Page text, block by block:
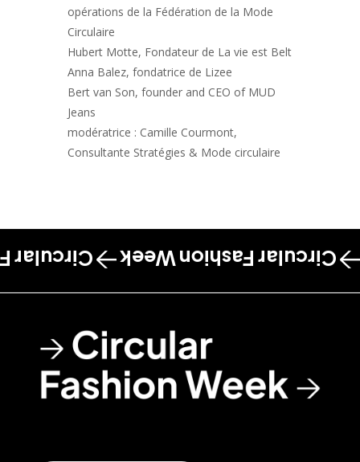
opérations de la Fédération de la Mode
Circulaire
Hubert Motte, Fondateur de La vie est Belt
Anna Balez, fondatrice de Lizee
Bert van Son, founder and CEO of MUD
Jeans
modératrice : Camille Courmont,
Consultante Stratégies & Mode circulaire
Circular Fashion Week
Week